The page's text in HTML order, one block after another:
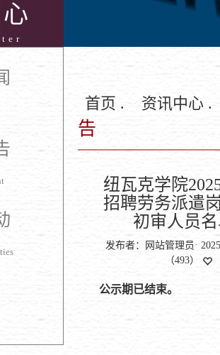
首页 . 资讯中心 .
告
纽瓦克学院
招聘劳务派遣
初审人员
发布者：网站管理员 ·
（493）
公示期已结束。